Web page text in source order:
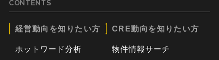
CONTENTS
経営動向を知りたい方
ホットワード分析
CRE動向を知りたい方
物件情報サーチ